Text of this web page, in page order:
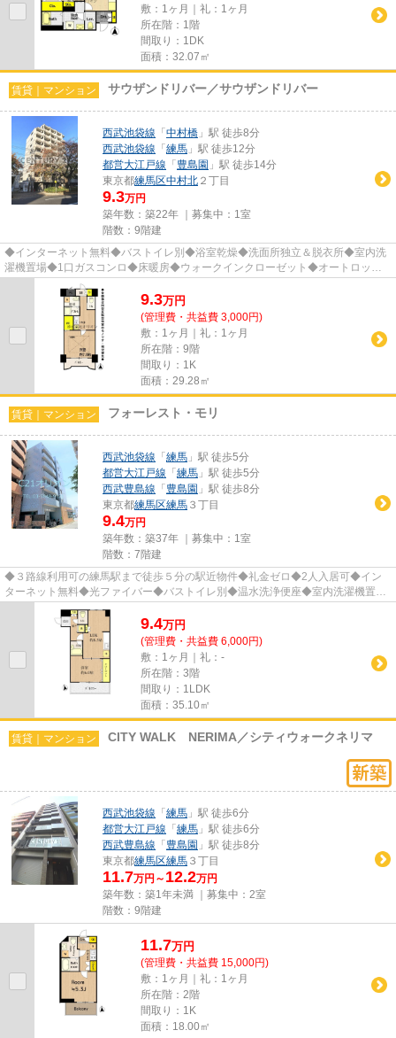
敷：1ヶ月｜礼：1ヶ月
所在階：1階
間取り：1DK
面積：32.07㎡
賃貸｜マンション サウザンドリバー／サウザンドリバー
西武池袋線 「 中村橋 」駅 徒歩8分
西武池袋線 「 練馬 」駅 徒歩12分
都営大江戸線 「 豊島園 」駅 徒歩14分
東京都練馬区中村北 ２丁目
9.3万円
築年数：築22年 ｜募集中： 1室
階数：9階建
◆インターネット無料◆バストイレ別◆浴室乾燥◆洗面所独立＆脱衣所◆室内洗
濯機置場◆1口ガスコンロ◆床暖房◆ウォークインクローゼット◆オートロック
◆モニタ付インタホン◆ダブルロックドア◆...
9.3万円
(管理費・共益費 3,000円)
敷：1ヶ月｜礼：1ヶ月
所在階：9階
間取り：1K
面積：29.28㎡
賃貸｜マンション フォーレスト・モリ
西武池袋線 「 練馬 」駅 徒歩5分
都営大江戸線 「 練馬 」駅 徒歩5分
西武豊島線 「 豊島園 」駅 徒歩8分
東京都練馬区練馬 ３丁目
9.4万円
築年数：築37年 ｜募集中： 1室
階数：7階建
◆３路線利用可の練馬駅まで徒歩５分の駅近物件◆礼金ゼロ◆2人入居可◆イン
ターネット無料◆光ファイバー◆バストイレ別◆温水洗浄便座◆室内洗濯機置場
◆2口コンロシステムキッチン◆オートロ...
9.4万円
(管理費・共益費 6,000円)
敷：1ヶ月｜礼：-
所在階：3階
間取り：1LDK
面積：35.10㎡
賃貸｜マンション CITY WALK NERIMA／シティウォークネリマ
西武池袋線 「 練馬 」駅 徒歩6分
都営大江戸線 「 練馬 」駅 徒歩6分
西武豊島線 「 豊島園 」駅 徒歩8分
東京都練馬区練馬 ３丁目
11.7万円～ 12.2万円
築年数：築1年未満 ｜募集中： 2室
階数：9階建
11.7万円
(管理費・共益費 15,000円)
敷：1ヶ月｜礼：1ヶ月
所在階：2階
間取り：1K
面積：18.00㎡